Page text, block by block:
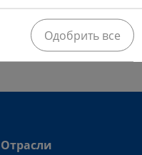
Отрасли
Одобрить все